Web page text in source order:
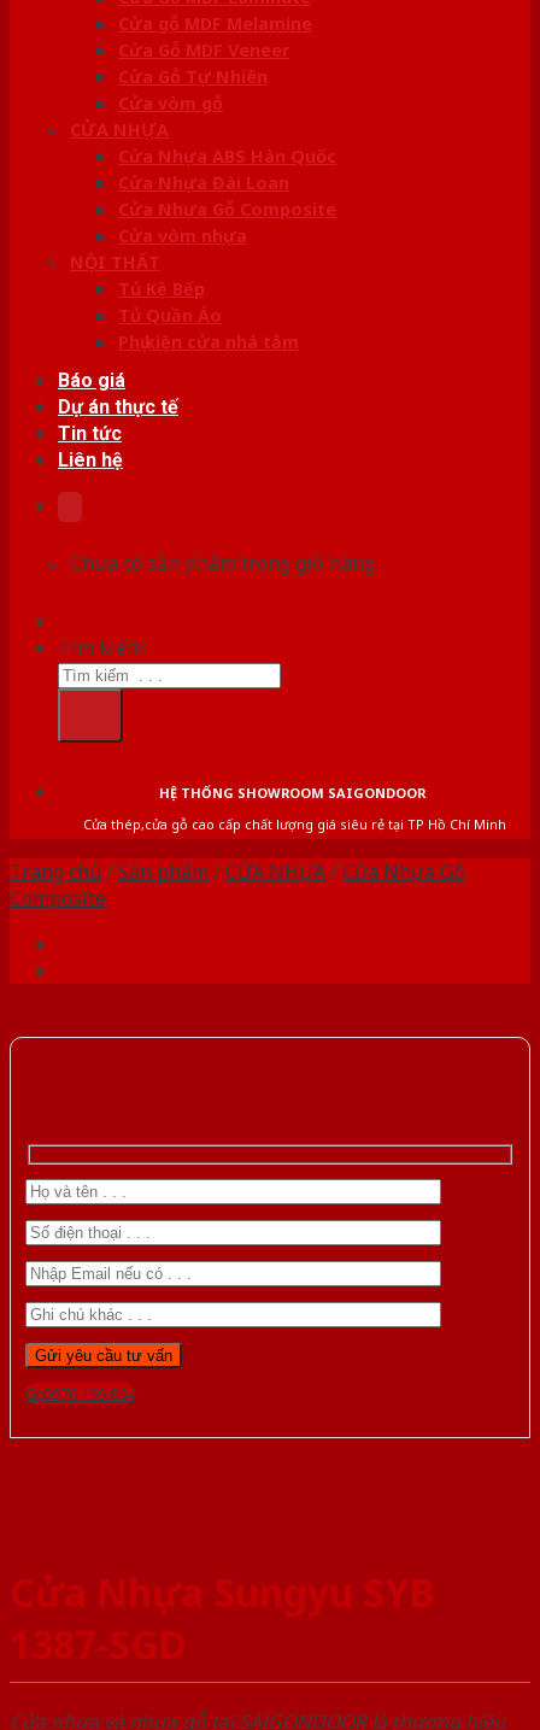
Cửa gỗ MDF Melamine
Cửa Gỗ MDF Veneer
Cửa Gỗ Tự Nhiên
Cửa vòm gỗ
CỬA NHỰA
Cửa Nhựa ABS Hàn Quốc
Cửa Nhựa Đài Loan
Cửa Nhựa Gỗ Composite
Cửa vòm nhựa
NỘI THẤT
Tủ Kệ Bếp
Tủ Quần Áo
Phụ kiện cửa nhà tắm
Báo giá
Dự án thực tế
Tin tức
Liên hệ
Chưa có sản phẩm trong giỏ hàng.
Tìm kiếm:
HỆ THỐNG SHOWROOM SAIGONDOOR
Cửa thép,cửa gỗ cao cấp chất lượng giá siêu rẻ tại TP Hồ Chí Minh
Trang chủ /Sản phẩm /CỬA NHỰA/Cửa Nhựa Gỗ
Composite
Gọi 0976.169.864
Cửa Nhựa Sungyu SYB
1387-SGD
Cửa nhựa và nhựa gỗ tại SAIGONDOOR là thương hiệu